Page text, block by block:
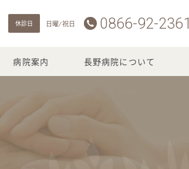
休診日 日曜 ⁄ 祝日 0866-92-2361
病院案内 長野病院について